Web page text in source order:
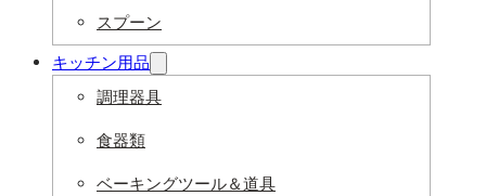
スプーン
キッチン用品
調理器具
食器類
ベーキングツール＆道具